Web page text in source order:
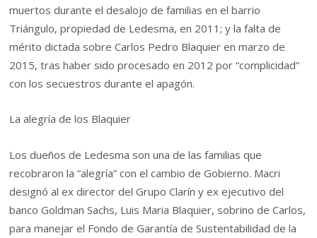
muertos durante el desalojo de familias en el barrio
Triángulo, propiedad de Ledesma, en 2011; y la falta de
mérito dictada sobre Carlos Pedro Blaquier en marzo de
2015, tras haber sido procesado en 2012 por “complicidad”
con los secuestros durante el apagón.
La alegría de los Blaquier
Los dueños de Ledesma son una de las familias que
recobraron la “alegría” con el cambio de Gobierno. Macri
designó al ex director del Grupo Clarín y ex ejecutivo del
banco Goldman Sachs, Luis Maria Blaquier, sobrino de Carlos,
para manejar el Fondo de Garantía de Sustentabilidad de la